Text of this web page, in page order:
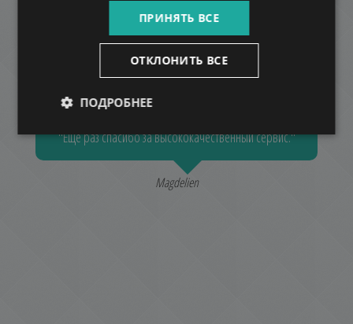
Проверка клиента
"Еще раз спасибо за высококачественный сервис."
Magdelien
ПРИНЯТЬ ВСЕ
ОТКЛОНИТЬ ВСЕ
ПОДРОБНЕЕ